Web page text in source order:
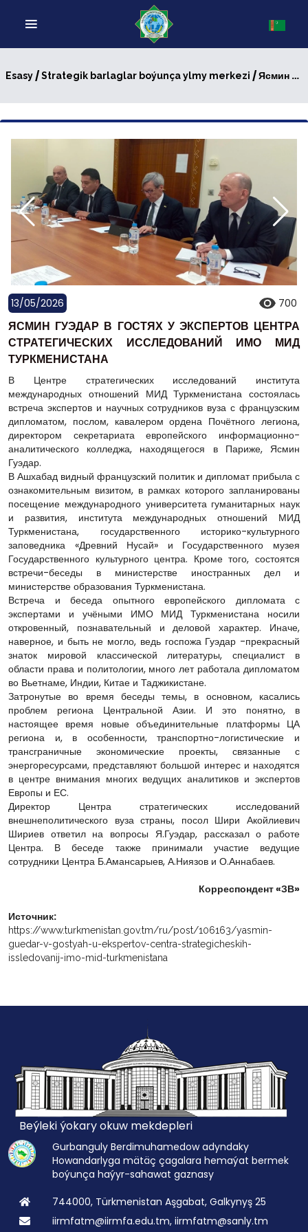
Esasy/Strategik barlaglar boýunça ylmy merkezi / Ясмин Гуэдар в гостях у экспертов Центра стратегических исследований ИМО МИД Туркменистана
13/05/2026 700
ЯСМИН ГУЭДАР В ГОСТЯХ У ЭКСПЕРТОВ ЦЕНТРА
СТРАТЕГИЧЕСКИХ ИССЛЕДОВАНИЙ ИМО МИД
ТУРКМЕНИСТАНА
В Центре стратегических исследований института
международных отношений МИД Туркменистана состоялась
встреча экспертов и научных сотрудников вуза с французским
дипломатом, послом, кавалером ордена Почётного легиона,
директором секретариата европейского информационно-
аналитического колледжа, находящегося в Париже, Ясмин
Гуэдар.
В Ашхабад видный французский политик и дипломат прибыла с
ознакомительным визитом, в рамках которого запланированы
посещение международного университета гуманитарных наук
и развития, института международных отношений МИД
Туркменистана, государственного историко-культурного
заповедника «Древний Нусай» и Государственного музея
Государственного культурного центра. Кроме того, состоятся
встречи-беседы в министерстве иностранных дел и
министерстве образования Туркменистана.
Встреча и беседа опытного европейского дипломата с
экспертами и учёными ИМО МИД Туркменистана носили
откровенный, познавательный и деловой характер. Иначе,
наверное, и быть не могло, ведь госпожа Гуэдар -прекрасный
знаток мировой классической литературы, специалист в
области права и политологии, много лет работала дипломатом
во Вьетнаме, Индии, Китае и Таджикистане.
Затронутые во время беседы темы, в основном, касались
проблем региона Центральной Азии. И это понятно, в
настоящее время новые объединительные платформы ЦА
региона и, в особенности, транспортно-логистические и
трансграничные экономические проекты, связанные с
энергоресурсами, представляют большой интерес и находятся
в центре внимания многих ведущих аналитиков и экспертов
Европы и ЕС.
Директор Центра стратегических исследований
внешнеполитического вуза страны, посол Шири Акойлиевич
Шириев ответил на вопросы Я.Гуэдар, рассказал о работе
Центра. В беседе также принимали участие ведущие
сотрудники Центра Б.Амансарыев, А.Ниязов и О.Аннабаев.
Корреспондент «ЗВ»
Источник:
https://www.turkmenistan.gov.tm/ru/post/106163/yasmin-
guedar-v-gostyah-u-ekspertov-centra-strategicheskih-
issledovanij-imo-mid-turkmenistana
Beýleki ýokary okuw mekdepleri
Gurbanguly Berdimuhamedow adyndaky
Howandarlyga mätäç çagalara hemaýat bermek
boýunça haýyr-sahawat gaznasy
744000, Türkmenistan Aşgabat, Galkynyş 25
iirmfatm@iirmfa.edu.tm, iirmfatm@sanly.tm